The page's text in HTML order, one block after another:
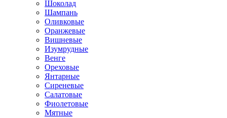
Шоколад
Шампань
Оливковые
Оранжевые
Вишневые
Изумрудные
Венге
Ореховые
Янтарные
Сиреневые
Салатовые
Фиолетовые
Мятные